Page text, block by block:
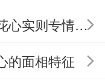
他们在感
生的花心指
则专情的星座
的面相特征